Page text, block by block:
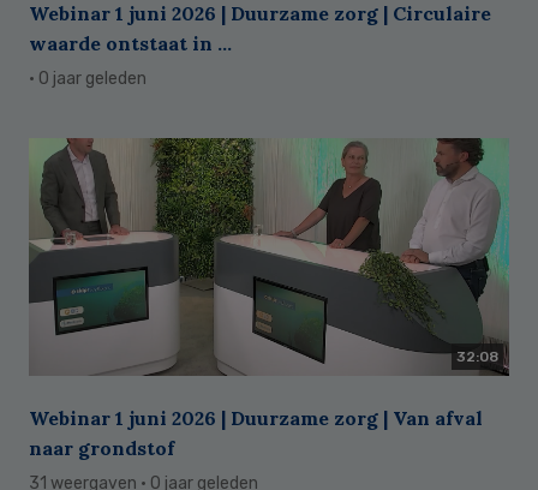
Webinar 1 juni 2026 | Duurzame zorg | Circulaire
waarde ontstaat in ...
· 0 jaar geleden
32:08
Webinar 1 juni 2026 | Duurzame zorg | Van afval
naar grondstof
31 weergaven · 0 jaar geleden